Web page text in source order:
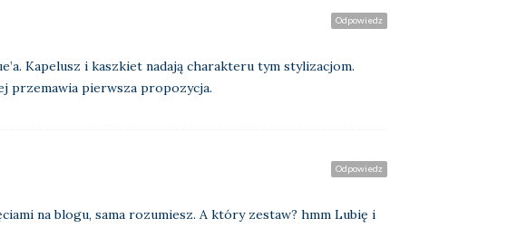
Odpowiedz
Kapelusz i kaszkiet nadają charakteru tym stylizacjom.
przemawia pierwsza propozycja.
Odpowiedz
na blogu, sama rozumiesz. A który zestaw? hmm Lubię i